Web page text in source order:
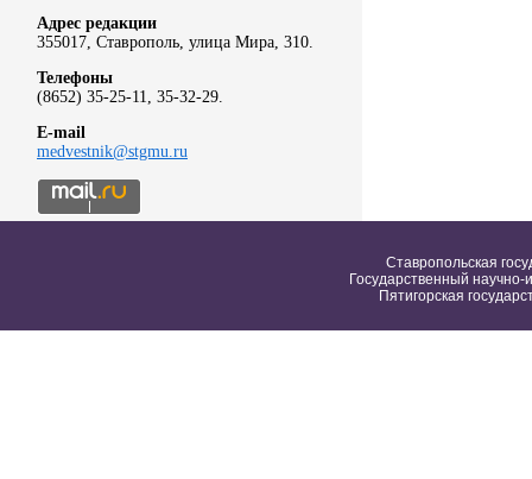
Адрес редакции
355017, Ставрополь, улица Мира, 310.
Телефоны
(8652) 35-25-11, 35-32-29.
E-mail
medvestnik@stgmu.ru
Ставропольская
Государственный научно-
Пятигорская